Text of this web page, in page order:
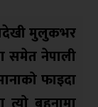
मुलुकभर
समेत नेपाली
फाइदा